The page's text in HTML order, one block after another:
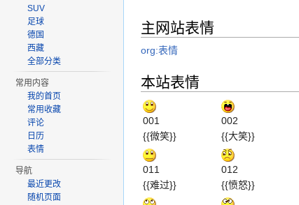
主网站表情
org:表情
本站表情
001
{{微笑}}
002
{{大笑}}
011
{{难过}}
012
{{愤怒}}
SUV
足球
德国
西藏
全部分类
常用内容
我的首页
常用收藏
评论
日历
表情
导航
最近更改
随机页面